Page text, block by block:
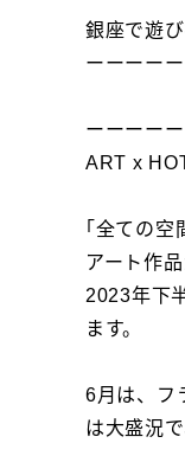
銀座で遊
ーーーーー
ーーーーー
ART x
｢全ての空
アート作
2023年下
ます。
6月は、フ
は大盛況